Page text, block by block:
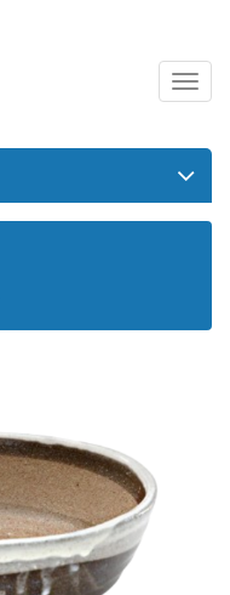
導
覽
關